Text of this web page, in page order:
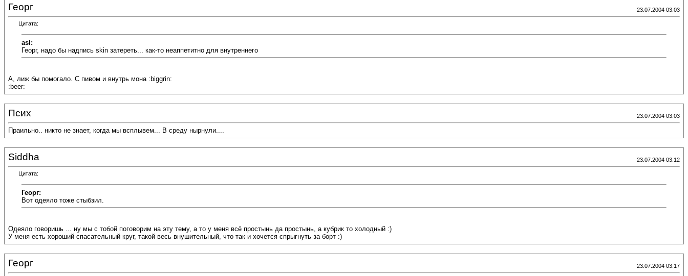
Георг 23.07.2004 03:03
Цитата:
asl:
Георг, надо бы надпись skin затереть... как-то неаппетитно для внутреннего
А, лиж бы помогало. С пивом и внутрь мона :biggrin:
:beer:
Псих 23.07.2004 03:03
Праильно.. никто не знает, когда мы всплывем... В среду нырнули....
Siddha 23.07.2004 03:12
Цитата:
Георг:
Вот одеяло тоже стыбзил.
Одеяло говоришь ... ну мы с тобой поговорим на эту тему, а то у меня всё простынь да простынь, а кубрик то холодный :)
У меня есть хороший спасательный круг, такой весь внушительный, что так и хочется спрыгнуть за борт :)
Георг 23.07.2004 03:17